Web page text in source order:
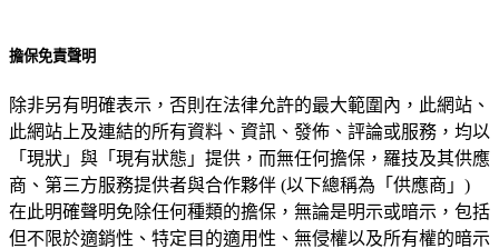
擔保免責聲明
除非另有明確表示，否則在法律允許的最大範圍內，此網站、
此網站上及連結的所有資料、資訊、發佈、評論或服務，均以
「現狀」與「現有狀態」提供，而無任何擔保，羅技及其供應
商、第三方服務提供者與合作夥伴 (以下總稱為「供應商」)
在此明確聲明免除任何種類的擔保，無論是明示或暗示，包括
但不限於適銷性、特定目的適用性、無侵權以及所有權的暗示